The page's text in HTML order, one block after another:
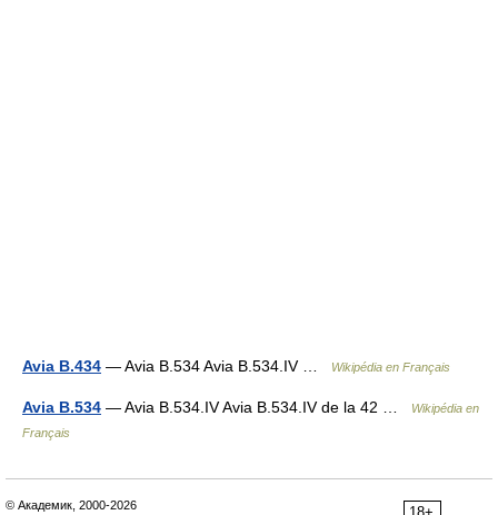
Avia B.434 — Avia B.534 Avia B.534.IV … Wikipédia en Français
Avia B.534 — Avia B.534.IV Avia B.534.IV de la 42 …
Wikipédia en
Français
© Академик, 2000-2026